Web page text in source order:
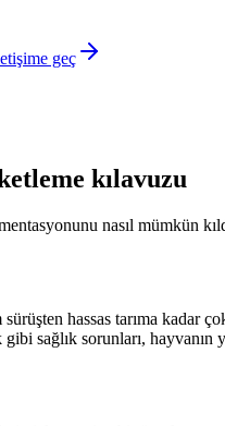
geç
kılavuzu
nasıl mümkün
hassas tarıma kadar
sağlık sorunları,